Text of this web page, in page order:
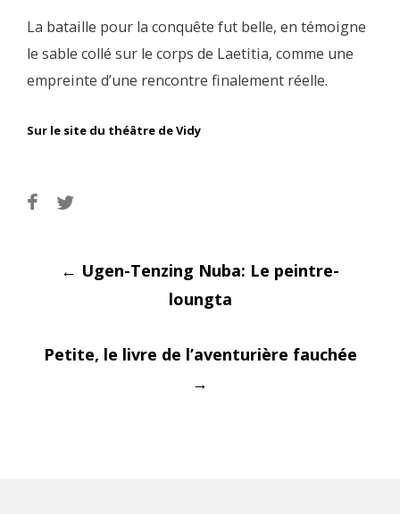
La bataille pour la conquête fut belle, en témoigne
le sable collé sur le corps de Laetitia, comme une
empreinte d’une rencontre finalement réelle.
Sur le site du théâtre de Vidy
Post
← Ugen-Tenzing Nuba: Le peintre-
loungta
Petite, le livre de l’aventurière fauchée
→